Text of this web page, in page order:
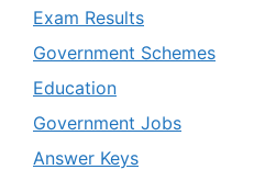
Exam Results
Government Schemes
Education
Government Jobs
Answer Keys